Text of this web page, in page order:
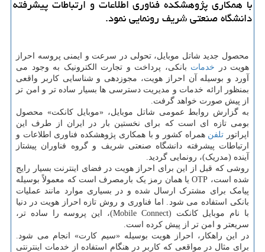
با همکاری پژوهشکده فناوری اطلاعات و ارتباطات پیشرفته
دانشگاه صنعتی شریف رونمایی نمود.
محصول جدید شاتل موبایل، تحولی در سرعت و ایمنی پروسه احراز
هویت در خدمات بانکی، پرداخت و تجارت الکترونیک به وجود می
آورد و بوسیله آن احراز هویت، مجوزدهی و شناسایی کاربر واقعی
بمنظور ارائه خدمات و مدیریت دسترسی ها بسیار ساده تر و امن تر
از پیش صورت خواهد گرفت.
به گزارش روابط عمومی شاتل موبایل، «موبایل کانکت» محصول
بومی تازه ای است که برای نخستین بار در ایران از طرف این
اپراتور تلفن همراه کشور و با همکاری پژوهشکده فناوری اطلاعات و
ارتباطات پیشرفته دانشگاه صنعتی شریف و گروه فناوران پیشتاز
آینده (مدریک)، رونمایی گردید.
روشی که قبل از این برای احراز هویت در فضای اینترنت بسیار رایج
شده است، OTP یا همان رمز یک بارمصرف است که معمولاً بوسیله
پیامک برای مشترک ارسال شده و در بسیاری موارد مانند عملیات
بانکی استفاده می شود. اما فناوری و روش تازه احراز هویت در دنیا
با نام موبایل کانکت (Mobile Connect)، این پروسه را ساده تر،
سریعتر و امن تر از پیش کرده است.
در این راهکار، احراز هویت بوسیله «سیم کارت» انجام می شود.
برای مثال در مواقعی که کاربر در هنگام استفاده از خدمات اینترنتی